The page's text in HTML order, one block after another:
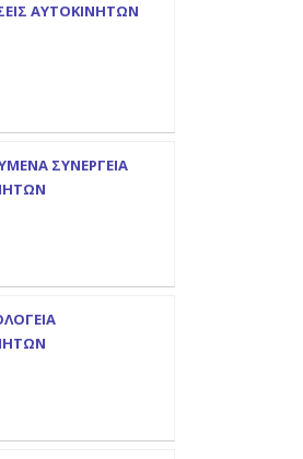
ΑΥΤΟΚΙΝΗΤΩΝ
ΣΥΝΕΡΓΕΙΑ